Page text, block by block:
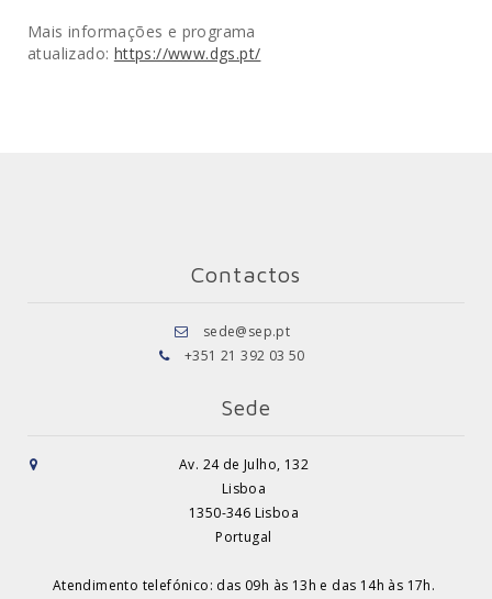
Mais informações e programa
atualizado: https://www.dgs.pt/
Contactos
sede@sep.pt
+351 21 392 03 50
Sede
Av. 24 de Julho, 132
Lisboa
1350-346 Lisboa
Portugal
Atendimento telefónico: das 09h às 13h e das 14h às 17h.